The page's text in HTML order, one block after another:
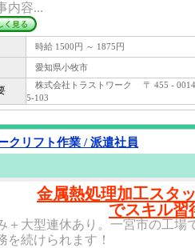
内容...
時給 1500円 ～ 1875円
愛知県小牧市
株式会社トラストワーク 〒 455 -
5-103
クリフト作業 / 派遣社員
金属熱処理加工スタ
でスキル習
＋大型連休あり。一宮市の工場
を続けられます！